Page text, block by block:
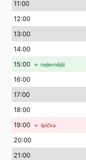
11:00
12:00
13:00
14:00
15:00 ← nejlevnější
16:00
17:00
18:00
19:00 ← špička
20:00
21:00